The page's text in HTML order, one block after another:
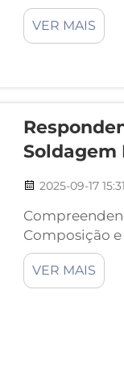
Revestimento
revestimento
geralmente
VER MAIS
Soldagem
2025-09-17
Composição
carboneto de
fabricadas
com
VER MAIS